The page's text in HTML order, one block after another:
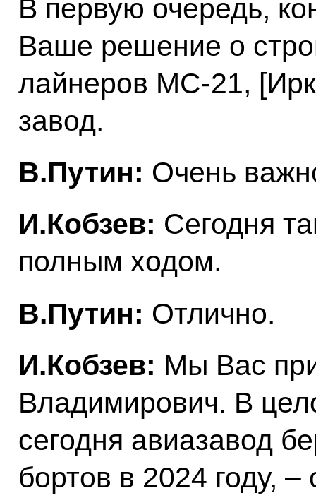
В первую очередь,
Ваше решение о
лайнеров МС-21,
завод.
В.Путин: Очень
И.Кобзев: Сегодня
полным ходом.
В.Путин: Отлично.
И.Кобзев: Мы Вас
Владимирович. В
сегодня авиазавод
бортов в 2024 году,